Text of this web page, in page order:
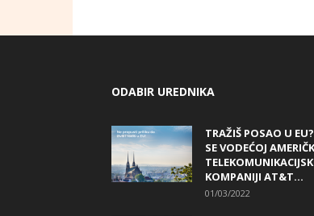
ODABIR UREDNIKA
TRAŽIŠ POSAO U
SE VODEĆOJ
KOMPANIJI AT&T...
01/03/2022